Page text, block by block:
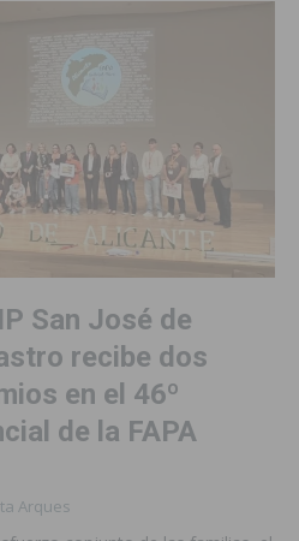
San José de
recibe dos
en el 46º
de la FAPA
Arques